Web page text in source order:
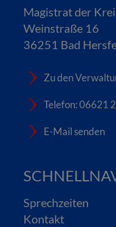
Magistrat der
Weinstraße 16
36251 Bad
Zu den
Telefon: 06621
E-Mail senden
Sprechzeiten
Kontakt